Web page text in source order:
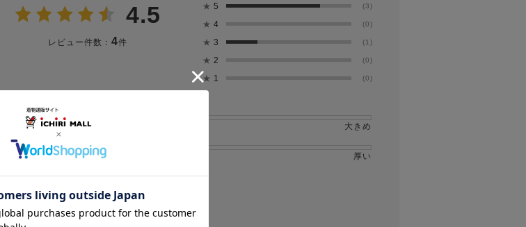
4.5
レビュー件数： 4件
★ 5 (3)
★ 4 (0)
★ 3 (1)
★ 2 (0)
★ 1 (0)
サイズ感
大きめ
厚さ
厚い
投稿画像はありません。